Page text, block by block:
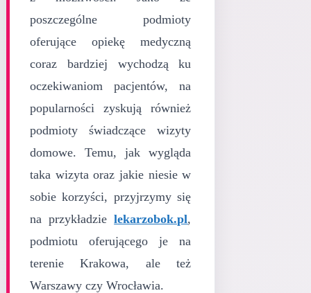
poszczególne podmioty
oferujące opiekę medyczną
coraz bardziej wychodzą ku
oczekiwaniom pacjentów, na
popularności zyskują również
podmioty świadczące wizyty
domowe. Temu, jak wygląda
taka wizyta oraz jakie niesie w
sobie korzyści, przyjrzymy się
na przykładzielekarzobok.pl,
podmiotu oferującego je na
terenie Krakowa, ale też
Warszawy czy Wrocławia.